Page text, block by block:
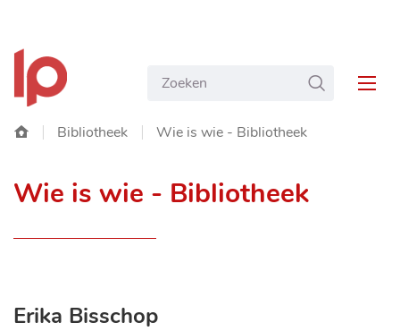
Gemeente
Langemark-
Poelkapelle
Wat
zoekt
ZOEKEN
Startpagina
Bibliotheek Wie is wie - Bibliotheek
Wie is wie - Bibliotheek
Erika Bisschop